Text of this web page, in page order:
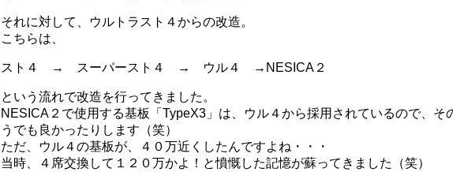
それに対して、ウルトラスト４からの改造。
こちらは、
スト４ → スーパースト４ → ウル４ →NESICA２
という流れで改造を行ってきました。
NESICA２で使用する基板「TypeX3」は、ウル４から採用されているので、そ
うでも良かったりします（笑）
ただ、ウル４の基板が、４０万近くしたんですよね・・・
当時、４席交換して１２０万かよ！と憤慨した記憶が蘇ってきました（笑）